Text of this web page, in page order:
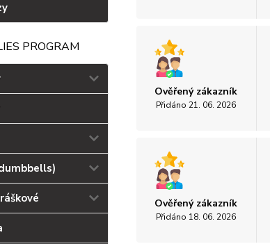
PROGRAM
Ověřený zákazník
Přidáno 21. 06. 2026
Ověřený zákazník
Přidáno 18. 06. 2026